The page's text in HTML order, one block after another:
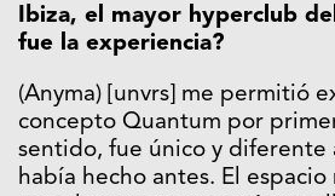
Ibiza, el mayor hyperclub
fue la experiencia?
(Anyma) [unvrs] me permitió
concepto Quantum por
sentido, fue único y diferente
había hecho antes. El